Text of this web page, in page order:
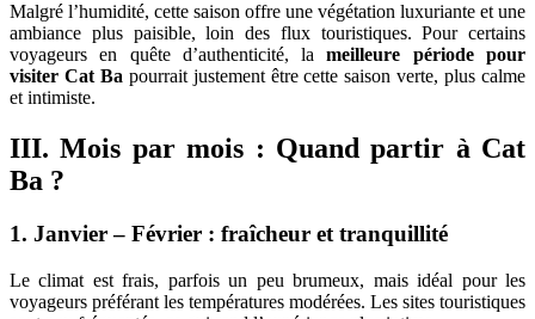
Malgré l’humidité, cette saison offre une végétation luxuriante et une
ambiance plus paisible, loin des flux touristiques. Pour certains
voyageurs en quête d’authenticité, lameilleure période pour
visiter Cat Ba pourrait justement être cette saison verte, plus calme
et intimiste.
III. Mois par mois : Quand partir à Cat
Ba ?
1. Janvier – Février : fraîcheur et tranquillité
Le climat est frais, parfois un peu brumeux, mais idéal pour les
voyageurs préférant les températures modérées. Les sites touristiques